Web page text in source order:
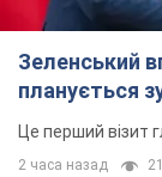
Зеленський
планується
Це перший візит
2 часа назад